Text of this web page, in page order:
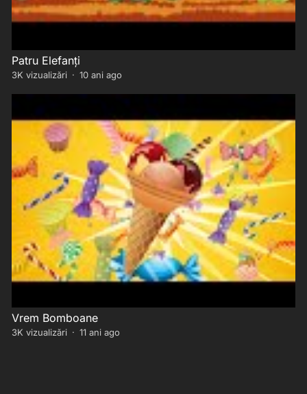
Patru Elefanți
3K vizualizări · 10 ani ago
Vrem Bomboane
3K vizualizări · 11 ani ago